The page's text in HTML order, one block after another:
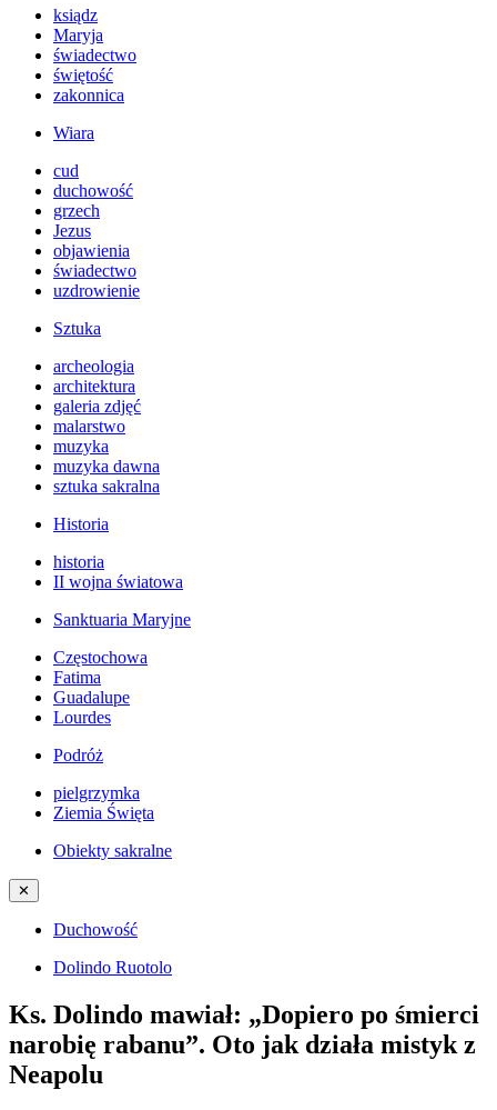
ksiądz
Maryja
świadectwo
świętość
zakonnica
Wiara
cud
duchowość
grzech
Jezus
objawienia
świadectwo
uzdrowienie
Sztuka
archeologia
architektura
galeria zdjęć
malarstwo
muzyka
muzyka dawna
sztuka sakralna
Historia
historia
II wojna światowa
Sanktuaria Maryjne
Częstochowa
Fatima
Guadalupe
Lourdes
Podróż
pielgrzymka
Ziemia Święta
Obiekty sakralne
✕
Duchowość
Dolindo Ruotolo
Ks. Dolindo mawiał: „Dopiero po śmierci
narobię rabanu”. Oto jak działa mistyk z
Neapolu